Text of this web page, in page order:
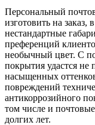
Персональный
изготовить на заказ,
нестандартные
преференций
необычный цвет. С
покрытия удастся не
насыщенных
повреждений
антикоррозийного
том числе и
долгих лет.